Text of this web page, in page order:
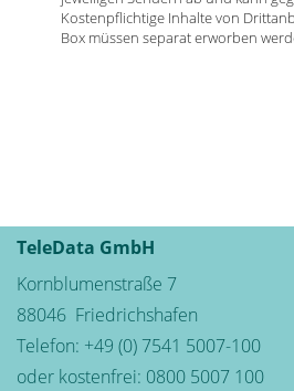
Kostenpflichtige Inhalte von
Box müssen separat erworben
TeleData GmbH
Kornblumenstraße 7
88046 Friedrichshafen
Telefon: +49 (0) 7541 5007-100
oder kostenfrei: 0800 5007 100